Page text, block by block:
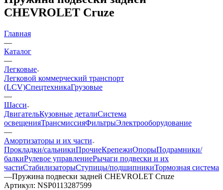
CHEVROLET Cruze
Главная
—
Каталог
—
Легковые
Легковой коммерческий транспорт
(LCV)СпецтехникаГрузовые
—
Шасси
ДвигательКузовные деталиСистема
освещенияТрансмиссияФильтрыЭлектрооборудование
—
Амортизаторы и их части
Прокладки/сальникиПрочиеКрепежиОпорыПодрамники/
балкиРулевое управлениеРычаги подвески и их
частиСтабилизаторыСтупицы/подшипникиТормозная система
—Пружина подвески задней CHEVROLET Cruze
Артикул: NSP0113287599